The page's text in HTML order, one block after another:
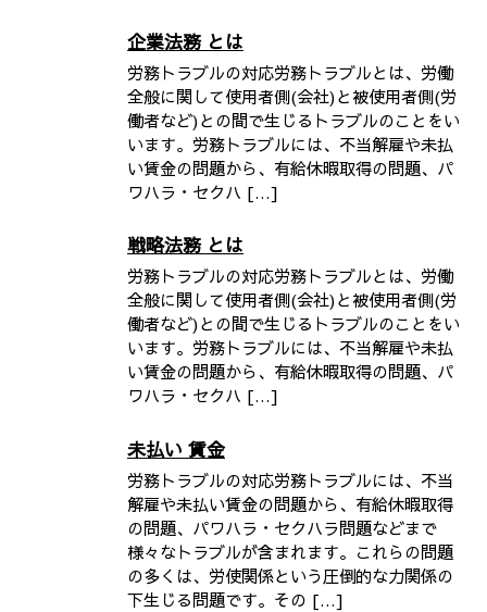
企業法務 とは
労務トラブルの対応労務トラブルとは、労働
全般に関して使用者側(会社)と被使用者側(労
働者など)との間で生じるトラブルのことをい
います。労務トラブルには、不当解雇や未払
い賃金の問題から、有給休暇取得の問題、パ
ワハラ・セクハ […]
戦略法務 とは
労務トラブルの対応労務トラブルとは、労働
全般に関して使用者側(会社)と被使用者側(労
働者など)との間で生じるトラブルのことをい
います。労務トラブルには、不当解雇や未払
い賃金の問題から、有給休暇取得の問題、パ
ワハラ・セクハ […]
未払い 賃金
労務トラブルの対応労務トラブルには、不当
解雇や未払い賃金の問題から、有給休暇取得
の問題、パワハラ・セクハラ問題などまで
様々なトラブルが含まれます。これらの問題
の多くは、労使関係という圧倒的な力関係の
下生じる問題です。その […]